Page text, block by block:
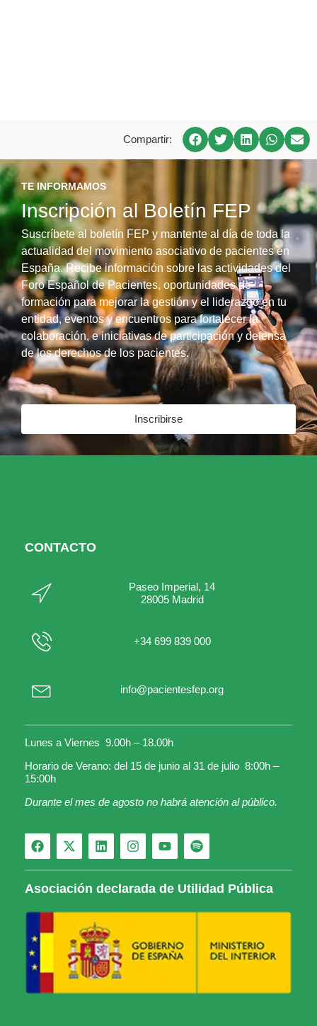
Compartir:
TE INFORMAMOS
Inscripción al Boletín FEP
Suscríbete al boletín FEP y mantente al día de toda la
actualidad del movimiento asociativo de pacientes en
España. Recibe información sobre las actividades del
Foro Español de Pacientes, oportunidades de
formación para mejorar la gestión y el liderazgo en tu
entidad, eventos y encuentros para fortalecer la
colaboración, e iniciativas de participación y defensa
de los derechos de los pacientes.
Inscribirse
CONTACTO
Paseo Imperial, 14
28005 Madrid
+34 699 839 000
info@pacientesfep.org
Lunes a Viernes 9.00h – 18.00h
Horario de Verano: del 15 de junio al 31 de julio 8:00h –
15:00h
Durante el mes de agosto no habrá atención al público.
Asociación declarada de Utilidad Pública